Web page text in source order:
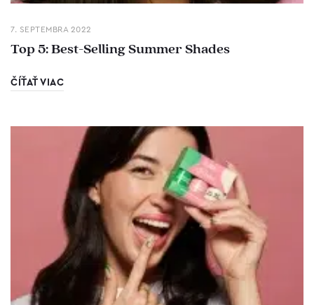
7. SEPTEMBRA 2022
Top 5: Best-Selling Summer Shades
ČÍŤAŤ VIAC